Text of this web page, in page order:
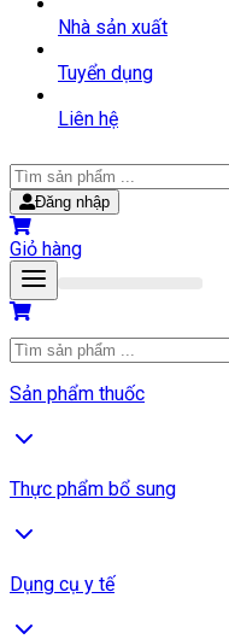
Nhà sản xuất
Tuyển dụng
Liên hệ
Đăng nhập
Giỏ hàng
Sản phẩm thuốc
Thực phẩm bổ sung
Dụng cụ y tế